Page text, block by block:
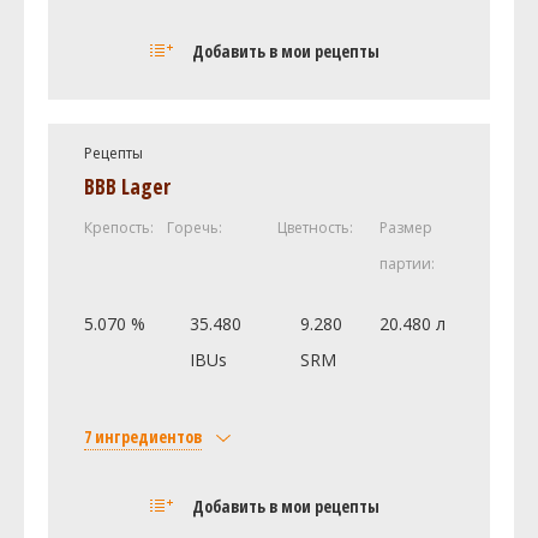
Добавить в мои рецепты
White Wheat Malt
Castle Malting Bisquit
Fermentis - Safale - German Ale
1 шт
Рецепты
Добавить в мои рецепты
BBB Lager
Крепость: Горечь: Цветность:
Размер
партии:
5.070 %
35.480
IBUs
9.280
SRM
20.480 л
7 ингредиентов
Pale 2 row Malt Fuglsang